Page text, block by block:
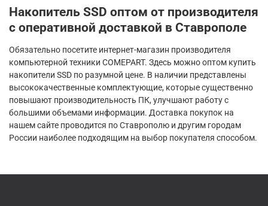
Накопитель SSD оптом от производителя
с оперативной доставкой в Ставрополе
Обязательно посетите интернет-магазин производителя
компьютерной техники COMEPART. Здесь можно оптом купить
накопители SSD по разумной цене. В наличии представлены
высококачественные комплектующие, которые существенно
повышают производительность ПК, улучшают работу с
большими объемами информации. Доставка покупок на
нашем сайте проводится по Ставрополю и другим городам
России наиболее подходящим на выбор покупателя способом.